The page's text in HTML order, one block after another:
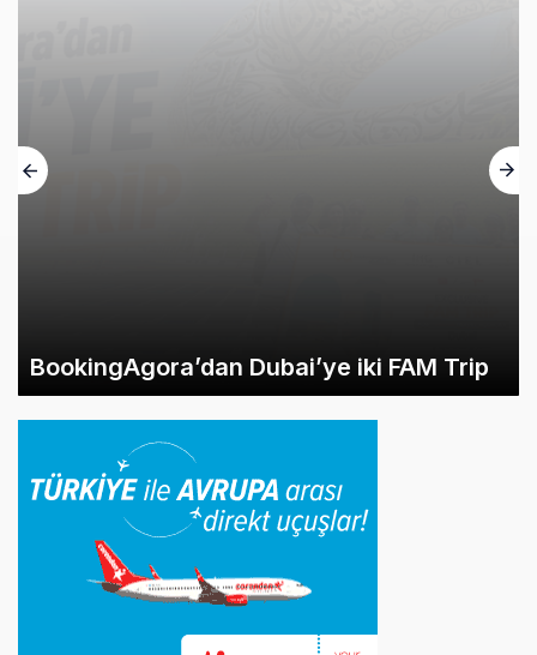
BookingAgora’dan Dubai’ye iki FAM Trip